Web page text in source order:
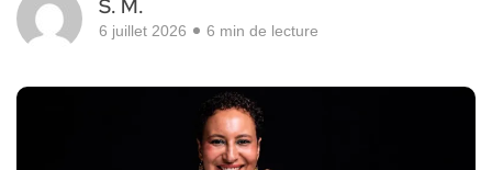
S. M.
6 juillet 2026 6 min de lecture